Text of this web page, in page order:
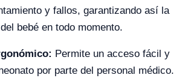
y fallos, garantizando así la
bebé en todo momento.
Permite un acceso fácil y
por parte del personal médico.